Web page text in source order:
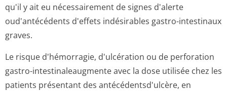
qu'il y ait eu nécessairement de signes d'alerte
oud'antécédents d'effets indésirables gastro-intestinaux
graves.
Le risque d'hémorragie, d'ulcération ou de perforation
gastro-intestinaleaugmente avec la dose utilisée chez les
patients présentant des antécédentsd'ul­cère, en